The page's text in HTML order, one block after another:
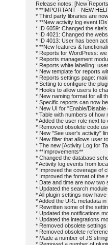
Release notes: [New
* **IMPORTANT - NEW
* Third party libraries are
* **New activity log event
* ID 6059: Changed the site's
* ID 4021: Changed the
* ID 4013: User has been
* **New features &
* Reports for WordPress:
* Reports management
* Reports white labelling:
* New template for reports
* Reports settings page:
* Setting to configure the
* Hooks to allow users to
* New naming format for all
* Specific reports can now
* New UI for "Enable/
* Table with numbers of how
* Added the user role next
* Removed obsolete code
* New "See user's activity"
* New filter that allows user
* The new [Activity Log for
* **Improvements**
* Changed the database
* Activity log events from
* Improved the coverage of
* Improved the format of the
* Date and time are now two
* Updated the search
* All plugin settings now
* Added the URL metadata
* Rewritten some of the
* Updated the notifications
* Updated the integrations
* Removed obsolete
* Removed obsolete
* Made a number of JS